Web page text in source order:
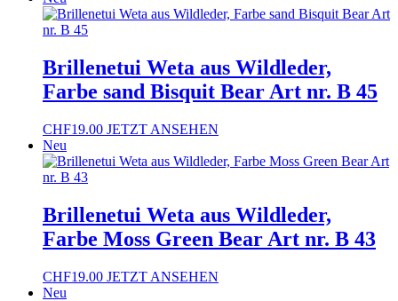
Brillenetui Weta aus Wildleder,
Farbe sand Bisquit Bear Art nr. B 45
CHF19.00 JETZT ANSEHEN
Neu
Brillenetui Weta aus Wildleder,
Farbe Moss Green Bear Art nr. B 43
CHF19.00 JETZT ANSEHEN
Neu